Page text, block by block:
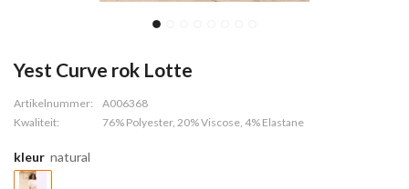
Yest Curve rok Lotte
Artikelnummer:
A006368
Kwaliteit:
76% Polyester, 20% Viscose, 4% Elastane
kleur natural